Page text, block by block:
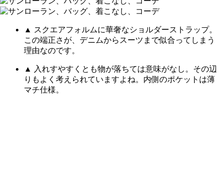
▲ スクエアフォルムに華奢なショルダーストラップ。
この端正さが、デニムからスーツまで似合ってしまう
理由なのです。
▲ 入れすやすくとも物が落ちては意味がなし。その辺
りもよく考えられていますよね。内側のポケットは薄
マチ仕様。